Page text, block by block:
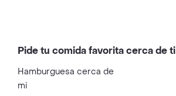
Pide tu comida favorita cerca de ti
Hamburguesa cerca de
mi